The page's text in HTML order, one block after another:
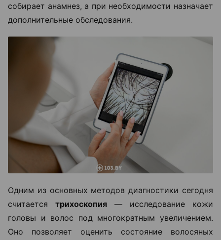
собирает анамнез, а при необходимости назначает
дополнительные обследования.
Одним из основных методов диагностики сегодня
считается трихоскопия — исследование кожи
головы и волос под многократным увеличением.
Оно позволяет оценить состояние волосяных